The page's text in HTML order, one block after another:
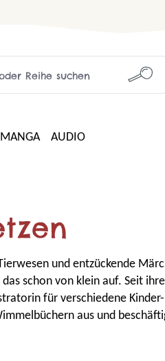
MANGA AUDIO
und entzückende
schon von klein auf. Seit
für verschiedene
aus und